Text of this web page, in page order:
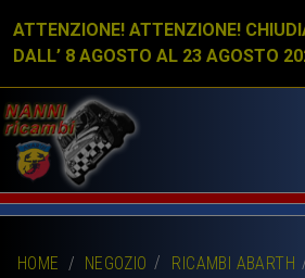
ATTENZIONE! ATTENZIONE!
DALL’ 8 AGOSTO AL 23 AGOSTO
HOME / NEGOZIO RICAMBI ABARTH